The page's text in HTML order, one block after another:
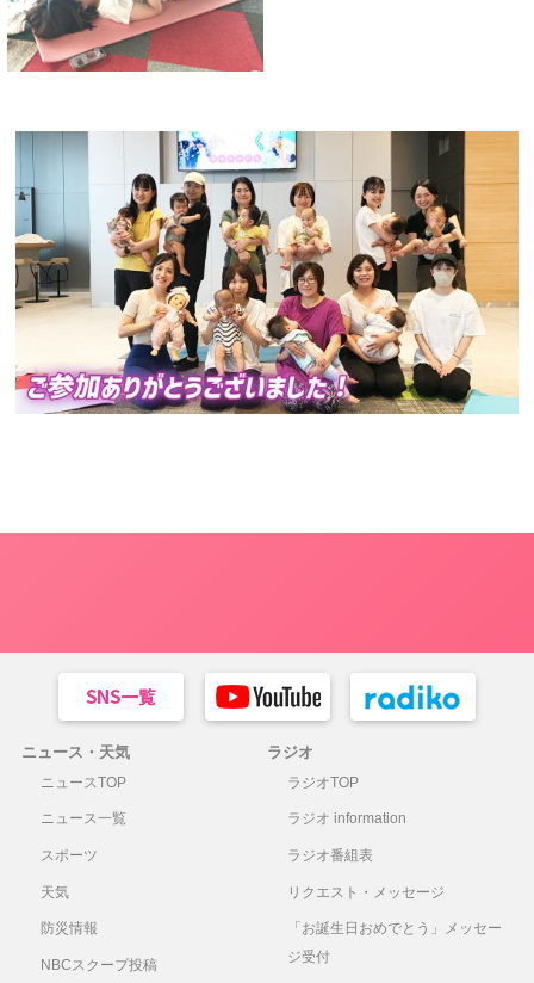
ニュース・天気
ニュースTOP
ニュース一覧
スポーツ
天気
防災情報
NBCスクープ投稿
ラジオ
ラジオTOP
ラジオ information
ラジオ番組表
リクエスト・メッセージ
「お誕生日おめでとう」メッセー
ジ受付